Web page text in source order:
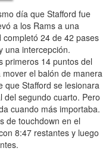
día que Stafford fue
a los Rams a una
24 de 42 pases
una intercepción.
primeros 14 puntos del
el balón de manera
que Stafford se lesionara
del segundo cuarto. Pero
cuando más importaba.
de touchdown en el
8:47 restantes y luego